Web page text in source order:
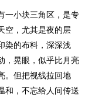
一小块三角区，是专
空，尤其是夜的层
染的布料，深深浅
，晃眼，似乎比月亮
。但把视线拉回地
和，不忘给人间传送